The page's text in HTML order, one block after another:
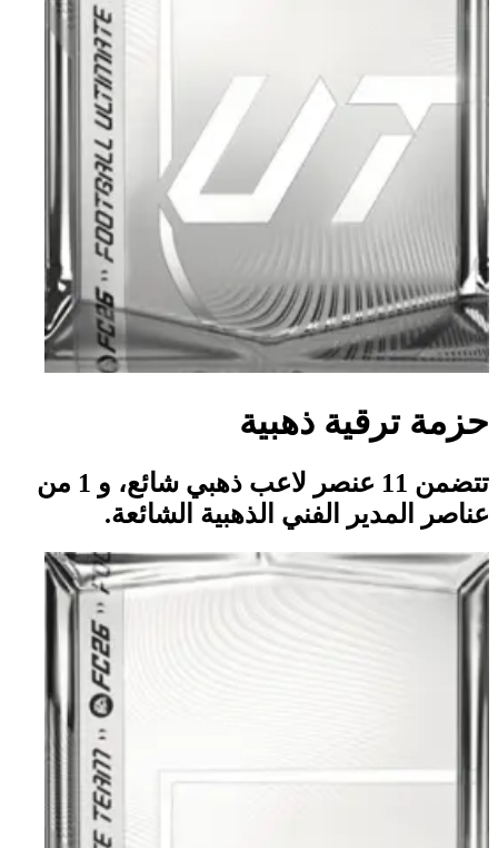
حزمة ترقية ذهبية
تتضمن 11 عنصر لاعب ذهبي شائع، و 1 من
عناصر المدير الفني الذهبية الشائعة.